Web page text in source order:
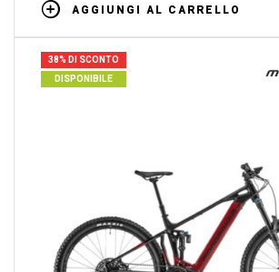
AGGIUNGI AL CARRELLO
38% DI SCONTO
DISPONIBILE